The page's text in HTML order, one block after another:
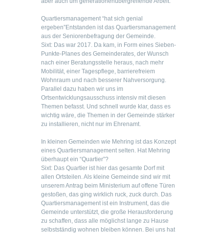
Quartiersmanagement “hat sich genial
ergeben”Entstanden ist das Quartiersmanagement
aus der Seniorenbefragung der Gemeinde.
Sixt: Das war 2017. Da kam, in Form eines Sieben-
Punkte-Planes des Gemeinderates, der Wunsch
nach einer Beratungsstelle heraus, nach mehr
Mobilität, einer Tagespflege, barrierefreiem
Wohnraum und nach besserer Nahversorgung.
Parallel dazu haben wir uns im
Ortsentwicklungsausschuss intensiv mit diesen
Themen befasst. Und schnell wurde klar, dass es
wichtig wäre, die Themen in der Gemeinde stärker
zu installieren, nicht nur im Ehrenamt.
In kleinen Gemeinden wie Mehring ist das Konzept
eines Quartiersmanagement selten. Hat Mehring
überhaupt ein “Quartier”?
Sixt: Das Quartier ist hier das gesamte Dorf mit
allen Ortsteilen. Als kleine Gemeinde sind wir mit
unserem Antrag beim Ministerium auf offene Türen
gestoßen, das ging wirklich ruck, zuck durch. Das
Quartiersmanagement ist ein Instrument, das die
Gemeinde unterstützt, die große Herausforderung
zu schaffen, dass alle möglichst lange zu Hause
selbstständig wohnen bleiben können. Bei uns hat